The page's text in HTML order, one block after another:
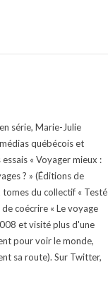
série, Marie-Julie
québécois et
« Voyager mieux :
? » (Éditions de
du collectif « Testé
coécrire « Le voyage
et visité plus d'une
pour voir le monde,
sa route). Sur Twitter,